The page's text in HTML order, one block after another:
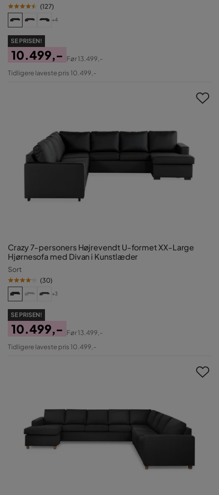
(127)
+4
SE PRISEN!
Pris
10.499,-
Original
Før13.499,-
Tidligere laveste pris 10.499,-
Crazy 7-personers Højrevendt U-formet XX-Large
Hjørnesofa med Divan i Kunstlæder
Sort
(30)
+3
SE PRISEN!
Pris
10.499,-
Original
Før13.499,-
Tidligere laveste pris 10.499,-